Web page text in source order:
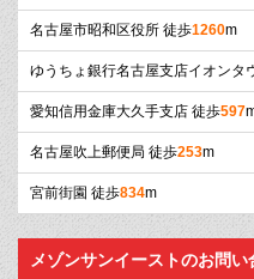
名古屋市昭和区役所 徒歩1260m
ゆうちょ銀行名古屋支店イオンタ
愛知信用金庫大久手支店 徒歩597
名古屋吹上郵便局 徒歩253m
宮前街園 徒歩834m
メゾンサンイーストのお問い